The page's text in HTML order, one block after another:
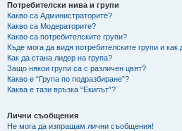
Потребителски нива и групи
Какво са Администраторите?
Какво са Модераторите?
Какво са потребителските групи?
Къде мога да видя потребителските групи и
Как да стана лидер на група?
Защо някои групи са с различен цвят?
Какво е “Група по подразбиране”?
Каква е тази връзка “Екипът”?
Лични съобщения
Не мога да изпращам лични съобщения!